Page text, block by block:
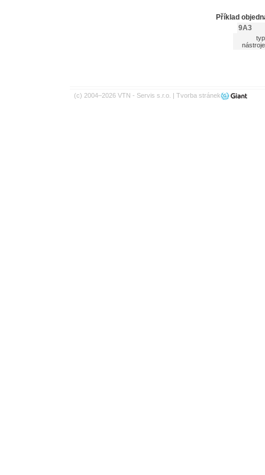
Příklad
9A3
typ
nástroje
(c) 2004–2026 VTN - Servis s.r.o. | Tvorba stránek